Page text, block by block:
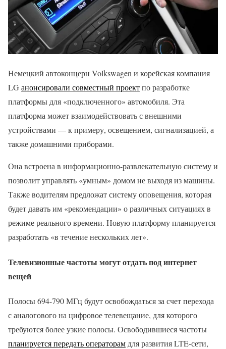
Немецкий автоконцерн Volkswagen и корейская компания
LGанонсировали совместный проектпо разработке
платформы для «подключенного» автомобиля. Эта
платформа может взаимодействовать с внешними
устройствами — к примеру, освещением, сигнализацией, а
также домашними приборами.
Она встроена в информационно-развлекательную систему и
позволит управлять «умным» домом не выходя из машины.
Также водителям предложат систему оповещения, которая
будет давать им «рекомендации» о различных ситуациях в
режиме реального времени. Новую платформу планируется
разработать «в течение нескольких лет».
Телевизионные частоты могут отдать под интернет
вещей
Полосы 694-790 МГц будут освобождаться за счет перехода
с аналогового на цифровое телевещание, для которого
требуются более узкие полосы. Освободившиеся частоты
планируется передать операторам для развития LTE-сети,